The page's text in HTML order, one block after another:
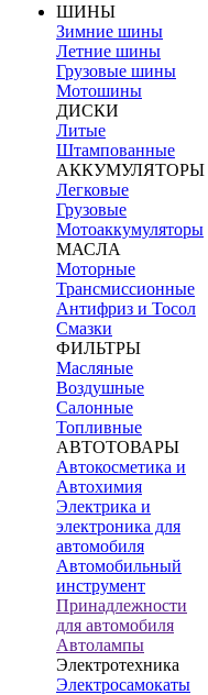
ШИНЫ
Зимние шины
Летние шины
Грузовые шины
Мотошины
ДИСКИ
Литые
Штампованные
АККУМУЛЯТОРЫ
Легковые
Грузовые
Мотоаккумуляторы
МАСЛА
Моторные
Трансмиссионные
Антифриз и Тосол
Смазки
ФИЛЬТРЫ
Масляные
Воздушные
Салонные
Топливные
АВТОТОВАРЫ
Автокосметика и
Автохимия
Электрика и
электроника для
автомобиля
Автомобильный
инструмент
Принадлежности
для автомобиля
Автолампы
Электротехника
Электросамокаты